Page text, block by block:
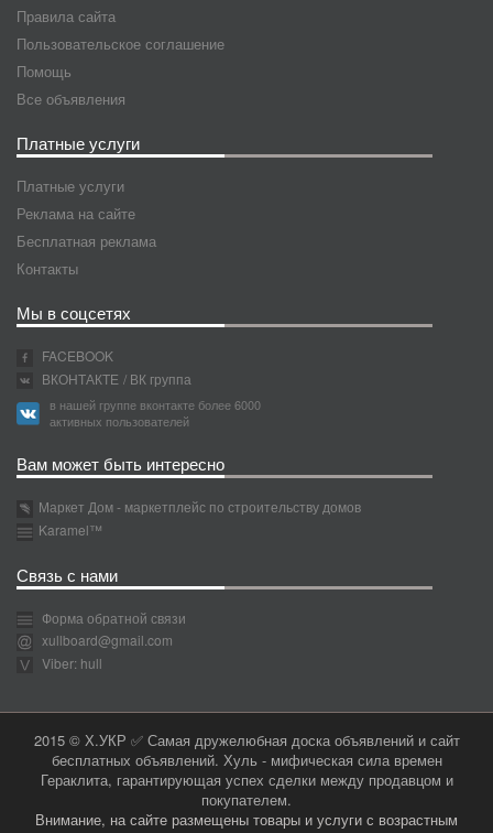
Правила сайта
Пользовательское соглашение
Помощь
Все объявления
Платные услуги
Платные услуги
Реклама на сайте
Бесплатная реклама
Контакты
Мы в соцсетях
FACEBOOK
ВКОНТАКТЕ / ВК группа
в нашей группе вконтакте более 6000
активных пользователей
Вам может быть интересно
Маркет Дом - маркетплейс по строительству домов
Karamel™
Связь с нами
Форма обратной связи
xullboard@gmail.com
Viber: hull
2015 © Х.УКР ✅ Самая дружелюбная доска объявлений и сайт
бесплатных объявлений. Хуль - мифическая сила времен
Гераклита, гарантирующая успех сделки между продавцом и
покупателем.
Внимание, на сайте размещены товары и услуги с возрастным